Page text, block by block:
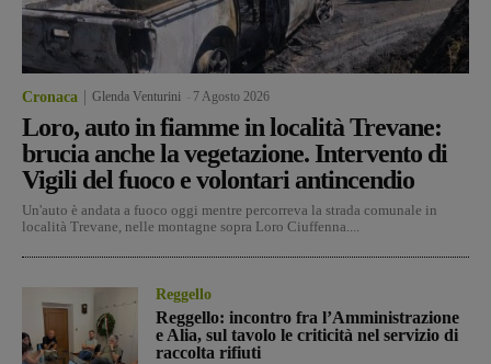
Cronaca Glenda Venturini 7 Agosto 2026
Loro, auto in fiamme in località Trevane:
brucia anche la vegetazione. Intervento di
Vigili del fuoco e volontari antincendio
Un'auto è andata a fuoco oggi mentre percorreva la strada comunale in
località Trevane, nelle montagne sopra Loro Ciuffenna....
Reggello
Reggello: incontro fra l’Amministrazione
e Alia, sul tavolo le criticità nel servizio di
raccolta rifiuti